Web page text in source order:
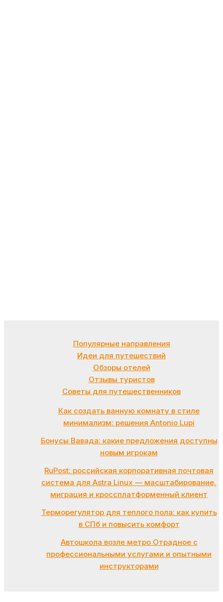
Популярные направления
Идеи для путешествий
Обзоры отелей
Отзывы туристов
Советы для путешественников
Как создать ванную комнату в стиле
минимализм: решения Antonio Lupi
Бонусы Вавада: какие предложения доступны
новым игрокам
RuPost: российская корпоративная почтовая
система для Astra Linux — масштабирование,
миграция и кроссплатформенный клиент
Терморегулятор для теплого пола: как купить
в СПб и повысить комфорт
Автошкола возле метро Отрадное с
профессиональными услугами и опытными
инструкторами